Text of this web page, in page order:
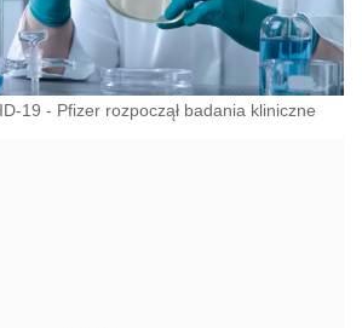
19 - Pfizer rozpoczął badania kliniczne